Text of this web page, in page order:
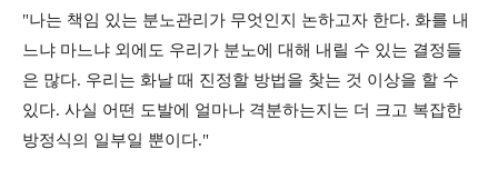
"나는 책임 있는 분노관리가 무엇인지 논하고자 한다. 화를 내
느냐 마느냐 외에도 우리가 분노에 대해 내릴 수 있는 결정들
은 많다. 우리는 화날 때 진정할 방법을 찾는 것 이상을 할 수
있다. 사실 어떤 도발에 얼마나 격분하는지는 더 크고 복잡한
방정식의 일부일 뿐이다."